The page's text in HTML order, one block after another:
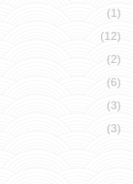
(1)
(12)
(2)
(6)
(3)
(3)